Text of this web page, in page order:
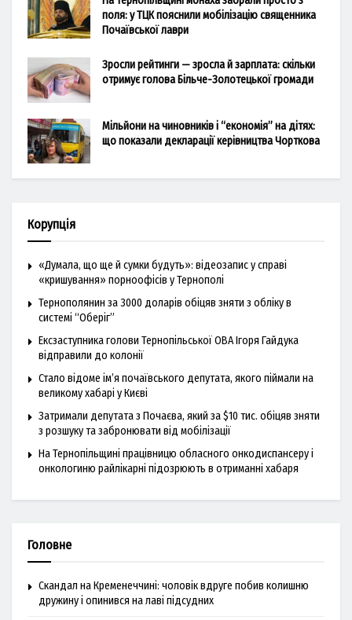
поля: у ТЦК пояснили мобілізацію священника
Почаївської лаври
Зросли рейтинги — зросла й зарплата: скільки
отримує голова Більче-Золотецької громади
Мільйони на чиновників і “економія” на дітях:
що показали декларації керівництва Чорткова
Корупція
«Думала, що ще й сумки будуть»: відеозапис у справі
«кришування» порноофісів у Тернополі
Тернополянин за 3000 доларів обіцяв зняти з обліку в
системі “Оберіг”
Ексзаступника голови Тернопільської ОВА Ігоря Гайдука
відправили до колонії
Стало відоме ім’я почаївського депутата, якого піймали на
великому хабарі у Києві
Затримали депутата з Почаєва, який за $10 тис. обіцяв зняти
з розшуку та забронювати від мобілізації
На Тернопільщині працівницю обласного онкодиспансеру і
онкологиню райлікарні підозрюють в отриманні хабаря
Головне
Скандал на Кременеччині: чоловік вдруге побив колишню
дружину і опинився на лаві підсудних